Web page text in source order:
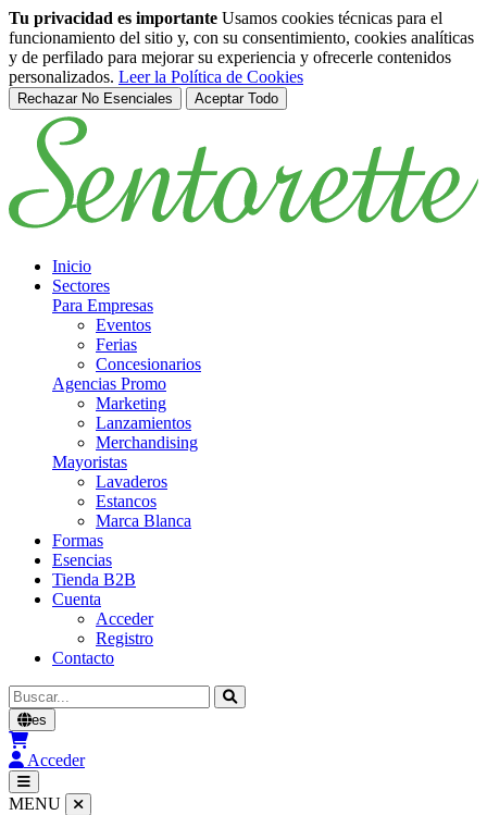
Tu privacidad es importante Usamos cookies técnicas para el
funcionamiento del sitio y, con su consentimiento, cookies analíticas
y de perfilado para mejorar su experiencia y ofrecerle contenidos
personalizados. Leer la Política de Cookies
Rechazar No Esenciales Aceptar Todo
Saltar al contenido principal
Inicio
Sectores
Para Empresas
Eventos
Ferias
Concesionarios
Agencias Promo
Marketing
Lanzamientos
Merchandising
Mayoristas
Lavaderos
Estancos
Marca Blanca
Formas
Esencias
Tienda B2B
Cuenta
Acceder
Registro
Contacto
Buscar
es
Acceder
MENU